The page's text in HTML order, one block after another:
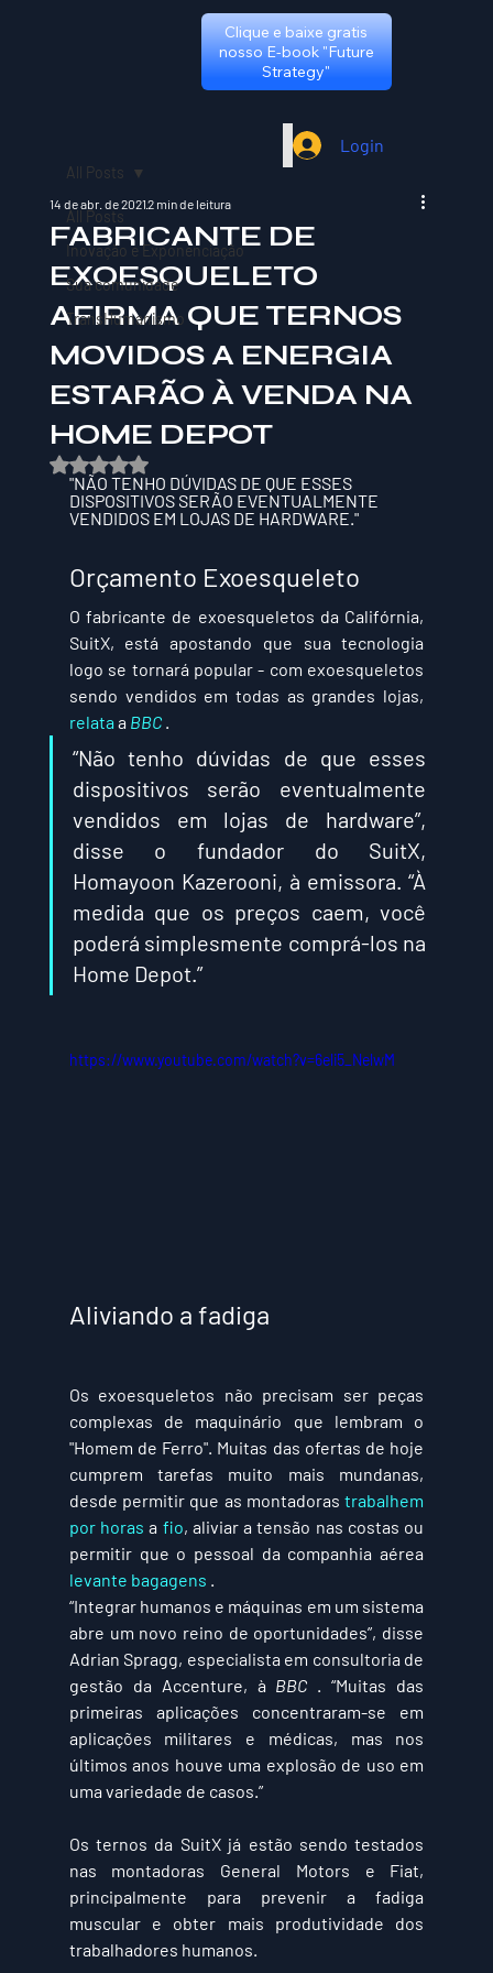
Clique e baixe gratis
nosso E-book "Future
Strategy"
Login
All Posts
Inovação e Exponenciação
Sua comunidade
TransHumanismo
All Posts
FABRICANTE DE
EXOESQUELETO
AFIRMA QUE TERNOS
MOVIDOS A ENERGIA
ESTARÃO À VENDA NA
HOME DEPOT
14 de abr. de 20212 min de leitura
Avaliado com NaN de 5 estrelas.
"NÃO TENHO DÚVIDAS DE QUE ESSES
DISPOSITIVOS SERÃO EVENTUALMENTE
VENDIDOS EM LOJAS DE HARDWARE."
Orçamento Exoesqueleto
O fabricante de exoesqueletos da Califórnia,
SuitX, está apostando que sua tecnologia
logo se tornará popular - com exoesqueletos
relata a BBC .
“Não tenho dúvidas de que esses
dispositivos serão eventualmente
vendidos em lojas de hardware”,
disse o fundador do SuitX,
Homayoon Kazerooni, à emissora. “À
medida que os preços caem, você
poderá simplesmente comprá-los na
Home Depot.”
https://www.youtube.com/watch?v=6eli5_NelwM
Aliviando a fadiga
Os exoesqueletos não precisam ser peças
complexas de maquinário que lembram o
"Homem de Ferro". Muitas das ofertas de hoje
cumprem tarefas muito mais mundanas,
desde permitir que as montadoras trabalhem
por horas a fio, aliviar a tensão nas costas ou
levante bagagens
“Integrar humanos e máquinas em um sistema
abre um novo reino de oportunidades”, disse
Adrian Spragg, especialista em consultoria de
gestão da Accenture, à BBC . “Muitas das
primeiras aplicações concentraram-se em
aplicações militares e médicas, mas nos
últimos anos houve uma explosão de uso em
uma variedade de casos.”
Os ternos da SuitX já estão sendo testados
nas montadoras General Motors e Fiat,
principalmente para prevenir a fadiga
muscular e obter mais produtividade dos
trabalhadores humanos.